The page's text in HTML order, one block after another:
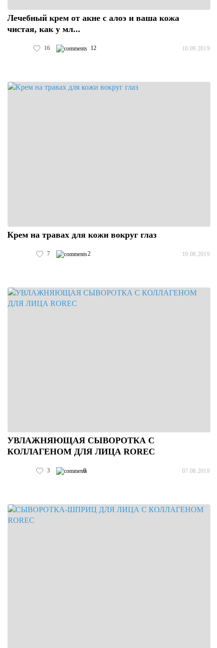
Лечебный крем от акне с алоэ и ваша кожа
чистая, как у мл...
16 12 10.09.2019
Крем на травах для кожи вокруг глаз
7 2 19.08.2019
УВЛАЖНЯЮЩАЯ СЫВОРОТКА С
КОЛЛАГЕНОМ ДЛЯ ЛИЦА ROREC
3 0 07.08.2019